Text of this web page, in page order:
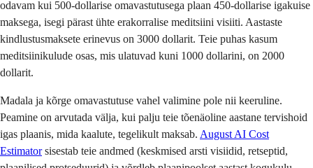
odavam kui 500-dollarise omavastutusega plaan 450-dollarise igakuise
maksega, isegi pärast ühte erakorralise meditsiini visiiti. Aastaste
kindlustusmaksete erinevus on 3000 dollarit. Teie puhas kasum
meditsiinikulude osas, mis ulatuvad kuni 1000 dollarini, on 2000
dollarit.
Madala ja kõrge omavastutuse vahel valimine pole nii keeruline.
Peamine on arvutada välja, kui palju teie tõenäoline aastane tervishoid
igas plaanis, mida kaalute, tegelikult maksab. August AI Cost
Estimatorsisestab teie andmed (keskmised arsti visiidid, retseptid,